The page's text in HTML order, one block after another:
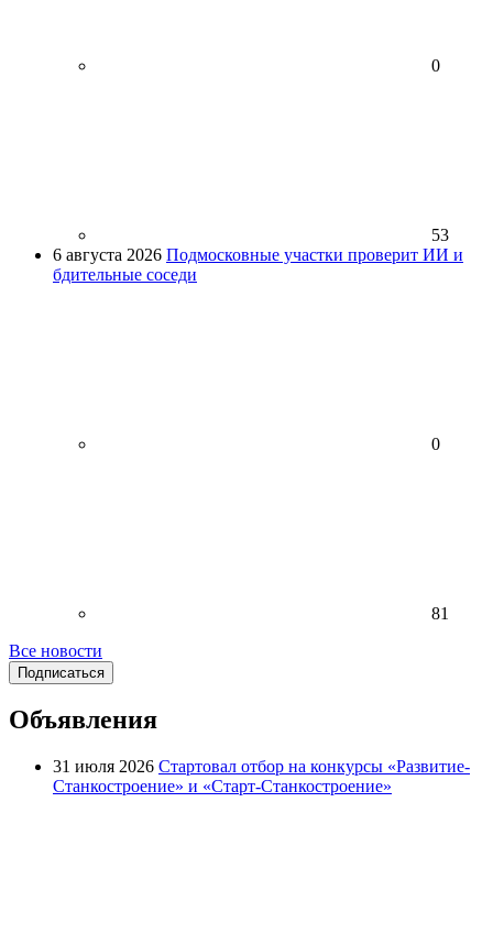
0
53
6 августа 2026 Подмосковные участки проверит ИИ и
бдительные соседи
0
81
Все новости
Подписаться
Объявления
31 июля 2026 Стартовал отбор на конкурсы «Развитие-
Станкостроение» и «Старт-Станкостроение»